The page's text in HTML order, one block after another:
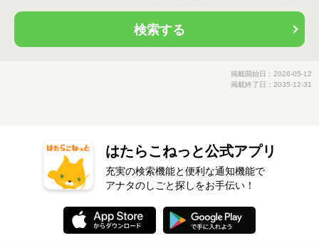
検索する
掲載開始日：2026-05-12
掲載終了日：2035-12-31
はたらこねっと公式アプリ
充実の検索機能と便利な通知機能で
アナタのしごと探しをお手伝い！